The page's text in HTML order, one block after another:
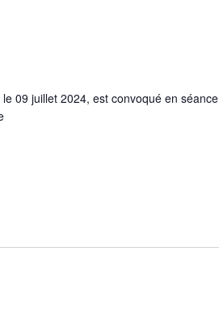
09 juillet 2024, est convoqué en séance